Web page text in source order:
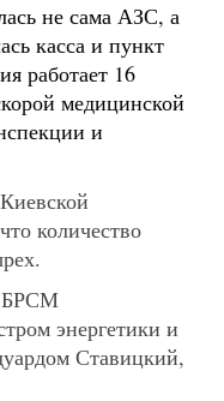
не сама АЗС, а
касса и пункт
работает 16
медицинской
и
количество
энергетики и
Ставицкий,